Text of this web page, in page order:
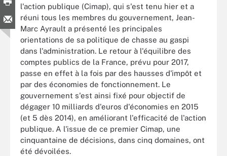
l'action publique (Cimap), qui s'est tenu hier et a
réuni tous les membres du gouvernement, Jean-
Marc Ayrault a présenté les principales
orientations de sa politique de chasse au gaspi
dans l'administration. Le retour à l'équilibre des
comptes publics de la France, prévu pour 2017,
passe en effet à la fois par des hausses d'impôt et
par des économies de fonctionnement. Le
gouvernement s'est ainsi fixé pour objectif de
dégager 10 milliards d'euros d'économies en 2015
(et 5 dès 2014), en améliorant l'efficacité de l'action
publique. A l'issue de ce premier Cimap, une
cinquantaine de décisions, dans cinq domaines, ont
été dévoilées.